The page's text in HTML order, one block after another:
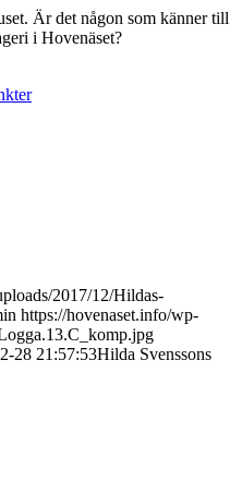
Är det någon som känner till
i Hovenäset?
2017/12/Hildas-
https://hovenaset.info/wp-
28 21:57:53Hilda Svenssons